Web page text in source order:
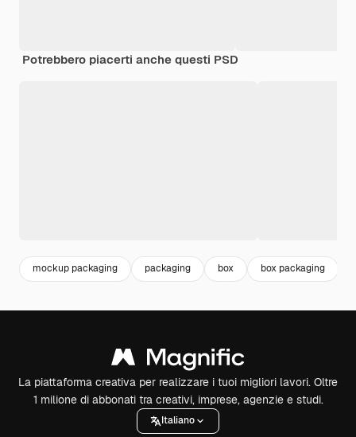
Potrebbero piacerti anche questi PSD
mockup packaging packaging box box packaging
La piattaforma creativa per realizzare i tuoi migliori lavori. Oltre
1 milione di abbonati tra creativi, imprese, agenzie e studi.
Italiano